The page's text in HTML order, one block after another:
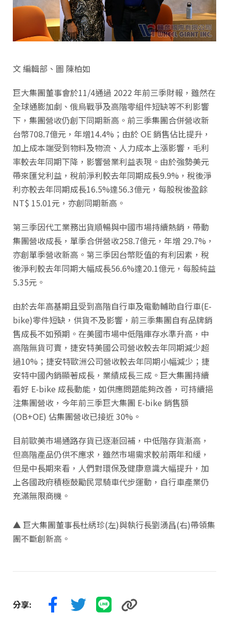
文 編輯部、圖 陳柏如
巨大集團董事會於11/4通過 2022 年前三季財報，雖然在
全球通膨加劇、俄烏戰爭及高階零組件短缺等不利影響
下，集團營收仍創下同期新高。前三季集團合併營收新
台幣708.7億元，年增14.4%；由於 OE 銷售佔比提升，
加上成本端受到物料及物流、人力成本上漲影響，毛利
率較去年同期下降，影響營業利益表現。由於強勢美元
帶來匯兌利益，稅前淨利較去年同期成長9.9%，稅後淨
利亦較去年同期成長16.5%達56.3億元，每股稅後盈餘
NT$ 15.01元，亦創同期新高。
第三季因代工業務出貨順暢與中國市場持續熱銷，帶動
集團營收成長，單季合併營收258.7億元，年增 29.7%，
亦創單季營收新高。第三季因台幣貶值的有利因素，稅
後淨利較去年同期大幅成長56.6%達20.1億元，每股純益
5.35元。
由於去年高基期且受到高階自行車及電動輔助自行車(E-
bike)零件短缺，供貨不及影響，前三季集團自有品牌銷
售成長不如預期。在美國市場中低階庫存水準升高，中
高階無貨可賣，捷安特美國公司營收較去年同期減少超
過10%；捷安特歐洲公司營收較去年同期小幅減少；捷
安特中國內銷顯著成長，業績成長三成。巨大集團持續
看好 E-bike 成長動能，如供應問題能夠改善，可持續挹
注集團營收，今年前三季巨大集團 E-bike 銷售額
(OB+OE) 佔集團營收已接近 30%。
目前歐美市場通路存貨已逐漸回補，中低階存貨漸高，
但高階產品仍供不應求，雖然市場需求較前兩年和緩，
但是中長期來看，人們對環保及健康意識大幅提升，加
上各國政府積極鼓勵民眾騎車代步運動，自行車產業仍
充滿無限商機。
▲ 巨大集團董事長杜綉珍(左)與執行長劉湧昌(右)帶領集
團不斷創新高。
分享: